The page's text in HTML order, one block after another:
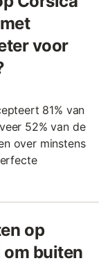
voor
81% van
52% van de
over minstens
op
buiten